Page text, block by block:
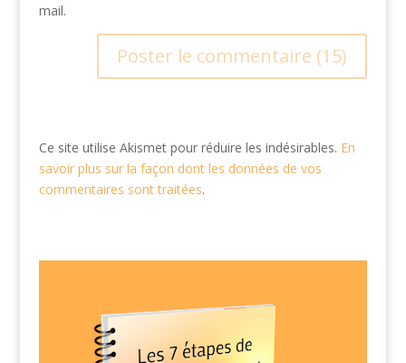
mail.
Ce site utilise Akismet pour réduire les indésirables. En
savoir plus sur la façon dont les données de vos
commentaires sont traitées.